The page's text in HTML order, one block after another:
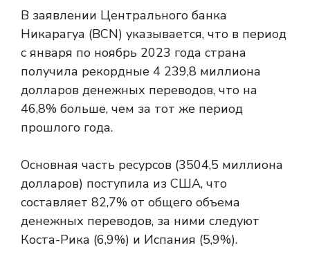
В заявлении Центрального банка
Никарагуа (BCN) указывается, что в период
с января по ноябрь 2023 года страна
получила рекордные 4 239,8 миллиона
долларов денежных переводов, что на
46,8% больше, чем за тот же период
прошлого года.
Основная часть ресурсов (3504,5 миллиона
долларов) поступила из США, что
составляет 82,7% от общего объема
денежных переводов, за ними следуют
Коста-Рика (6,9%) и Испания (5,9%).